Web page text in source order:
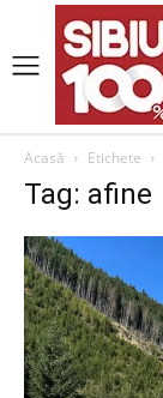
Acasă Etichete
Tag: afine